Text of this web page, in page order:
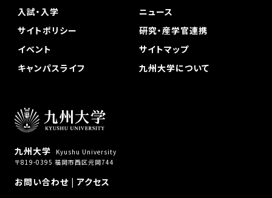
九州大学
Kyushu University
〒819-0395 福岡市西区元岡744
お問い合わせ| アクセス
入試・入学
ニュース
サイトポリシー
研究・産学官連携
イベント
サイトマップ
キャンパスライフ
九州大学について